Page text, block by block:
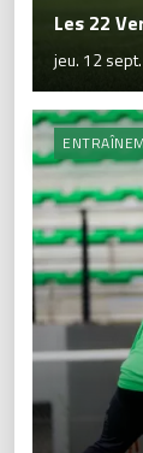
Les 22
jeu. 12